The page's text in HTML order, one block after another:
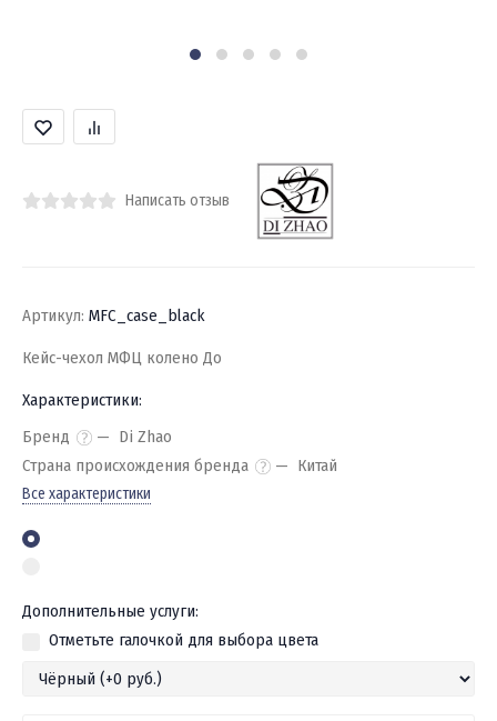
Написать отзыв
Артикул: MFC_case_black
Кейс-чехол МФЦ колено До
Характеристики:
Бренд
Di Zhao
Страна происхождения бренда
Китай
Все характеристики
Дополнительные услуги:
Отметьте галочкой для выбора цвета